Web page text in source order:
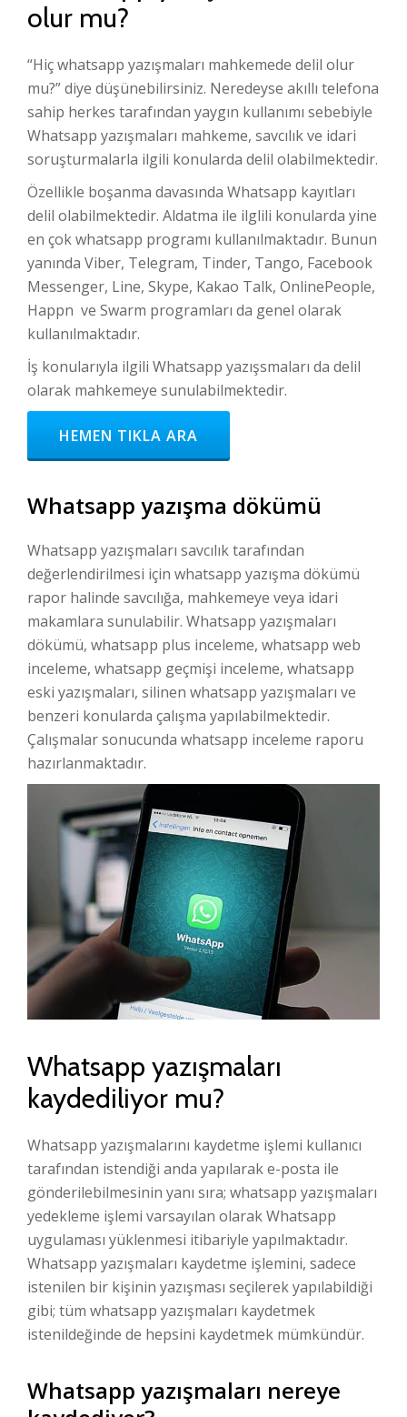
olur mu?
“Hiç whatsapp yazışmaları mahkemede delil olur
mu?” diye düşünebilirsiniz. Neredeyse akıllı telefona
sahip herkes tarafından yaygın kullanımı sebebiyle
Whatsapp yazışmaları mahkeme, savcılık ve idari
soruşturmalarla ilgili konularda delil olabilmektedir.
Özellikle boşanma davasında Whatsapp kayıtları
delil olabilmektedir. Aldatma ile ilglili konularda yine
en çok whatsapp programı kullanılmaktadır. Bunun
yanında Viber, Telegram, Tinder, Tango, Facebook
Messenger, Line, Skype, Kakao Talk, OnlinePeople,
Happn ve Swarm programları da genel olarak
kullanılmaktadır.
İş konularıyla ilgili Whatsapp yazışsmaları da delil
olarak mahkemeye sunulabilmektedir.
HEMEN TIKLA ARA
Whatsapp yazışma dökümü
Whatsapp yazışmaları savcılık tarafından
değerlendirilmesi için whatsapp yazışma dökümü
rapor halinde savcılığa, mahkemeye veya idari
makamlara sunulabilir. Whatsapp yazışmaları
dökümü, whatsapp plus inceleme, whatsapp web
inceleme, whatsapp geçmişi inceleme, whatsapp
eski yazışmaları, silinen whatsapp yazışmaları ve
benzeri konularda çalışma yapılabilmektedir.
Çalışmalar sonucunda whatsapp inceleme raporu
hazırlanmaktadır.
Whatsapp yazışmaları
kaydediliyor mu?
Whatsapp yazışmalarını kaydetme işlemi kullanıcı
tarafından istendiği anda yapılarak e-posta ile
gönderilebilmesinin yanı sıra; whatsapp yazışmaları
yedekleme işlemi varsayılan olarak Whatsapp
uygulaması yüklenmesi itibariyle yapılmaktadır.
Whatsapp yazışmaları kaydetme işlemini, sadece
istenilen bir kişinin yazışması seçilerek yapılabildiği
gibi; tüm whatsapp yazışmaları kaydetmek
istenildeğinde de hepsini kaydetmek mümkündür.
Whatsapp yazışmaları nereye